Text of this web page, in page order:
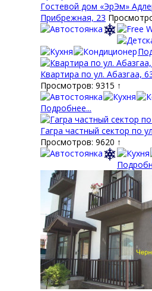
Гостевой дом «ЭрЭм»
Прибрежная, 23
Квартира по ул. Абазгаа,
Просмотров: 9315 ↑
Подробнее...
Гагра частный сектор по
Просмотров: 9620 ↑